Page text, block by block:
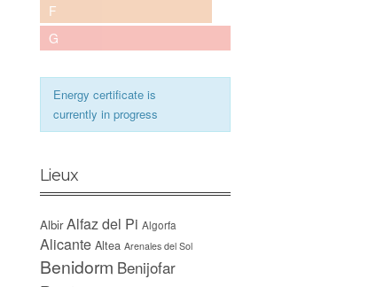
F
G
Energy certificate is
currently in progress
Lieux
Albir Alfaz del Pi Algorfa
Alicante Altea Arenales del Sol
Benidorm Benijofar